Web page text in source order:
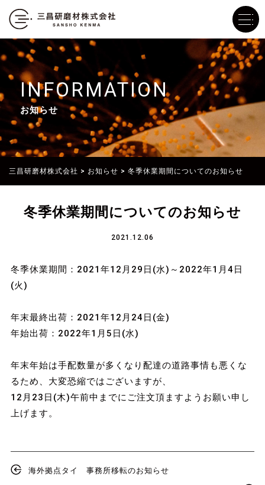
INFORMATION
お知らせ
三昌研磨材株式会社 > お知らせ > 冬季休業期間についてのお知らせ
冬季休業期間についてのお知らせ
2021.12.06
冬季休業期間：2021年12月29日(水)～2022年1月4日
(火)
年末最終出荷：2021年12月24日(金)
年始出荷：2022年1月5日(水)
年末年始は手配数量が多くなり配達の道路事情も悪くな
るため、大変恐縮ではございますが、
12月23日(木)午前中までにご注文頂ますようお願い申し
上げます。
海外拠点タイ 事務所移転のお知らせ